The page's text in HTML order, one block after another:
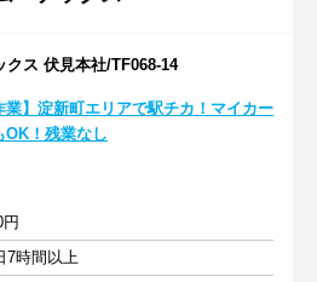
クス 伏見本社/TF068-14
業】淀新町エリアで駅チカ！マイカー
OK！残業なし
7時間以上